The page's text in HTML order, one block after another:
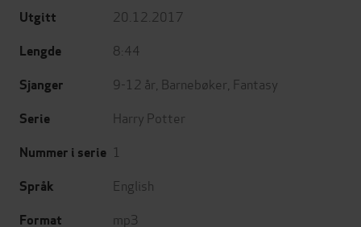
Utgitt 20.12.2017
Lengde 8:44
Sjanger 9-12 år Barnebøker Fantasy
Serie Harry Potter
Nummer i serie 1
Språk English
Format mp3